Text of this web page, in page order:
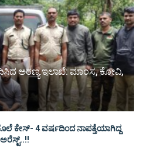
ಅರಣ್ಯ ಇಲಾಖೆ: ಮಾಂಸ, ಕೋವಿ,
ಕೇಸ್‌- 4 ವರ್ಷದಿಂದ ನಾಪತ್ತೆಯಾಗಿದ್ದ